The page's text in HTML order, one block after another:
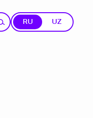
RU UZ